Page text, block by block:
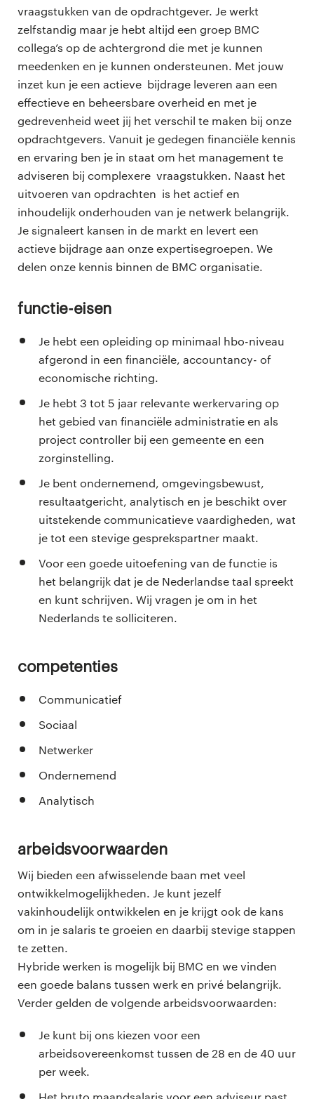
vraagstukken van de opdrachtgever. Je werkt
zelfstandig maar je hebt altijd een groep BMC
collega’s op de achtergrond die met je kunnen
meedenken en je kunnen ondersteunen. Met jouw
inzet kun je een actieve bijdrage leveren aan een
effectieve en beheersbare overheid en met je
gedrevenheid weet jij het verschil te maken bij onze
opdrachtgevers. Vanuit je gedegen financiële kennis
en ervaring ben je in staat om het management te
adviseren bij complexere vraagstukken. Naast het
uitvoeren van opdrachten is het actief en
inhoudelijk onderhouden van je netwerk belangrijk.
Je signaleert kansen in de markt en levert een
actieve bijdrage aan onze expertisegroepen. We
delen onze kennis binnen de BMC organisatie.
Functie-eisen
Je hebt een opleiding op minimaal hbo-niveau
afgerond in een financiële, accountancy- of
economische richting.
Je hebt 3 tot 5 jaar relevante werkervaring op
het gebied van financiële administratie en als
project controller bij een gemeente en een
zorginstelling.
Je bent ondernemend, omgevingsbewust,
resultaatgericht, analytisch en je beschikt over
uitstekende communicatieve vaardigheden, wat
je tot een stevige gesprekspartner maakt.
Voor een goede uitoefening van de functie is
het belangrijk dat je de Nederlandse taal spreekt
en kunt schrijven. Wij vragen je om in het
Nederlands te solliciteren.
Competenties
Communicatief
Sociaal
Netwerker
Ondernemend
Analytisch
Arbeidsvoorwaarden
Wij bieden een afwisselende baan met veel
ontwikkelmogelijkheden. Je kunt jezelf
vakinhoudelijk ontwikkelen en je krijgt ook de kans
om in je salaris te groeien en daarbij stevige stappen
te zetten.
Hybride werken is mogelijk bij BMC en we vinden
een goede balans tussen werk en privé belangrijk.
Verder gelden de volgende arbeidsvoorwaarden:
Je kunt bij ons kiezen voor een
arbeidsovereenkomst tussen de 28 en de 40 uur
per week.